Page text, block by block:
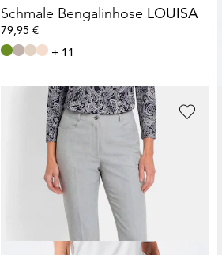
Schmale Bengalinhose LOUISA
79,95 €
+ 11
GOLDNER
Bengalin-HoseLOUISA mit Saumschlitz
89,95 €
30-Tage-Bestpreis**: 49,95 €